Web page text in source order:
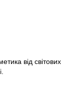
від світових